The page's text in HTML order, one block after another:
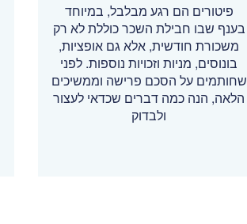
פיטורים הם רגע מבלבל, במיוחד
בענף שבו חבילת השכר כוללת לא רק
משכורת חודשית, אלא גם אופציות,
בונוסים, מניות וזכויות נוספות. לפני
שחותמים על הסכם פרישה וממשיכים
הלאה, הנה כמה דברים שכדאי לעצור
ולבדוק